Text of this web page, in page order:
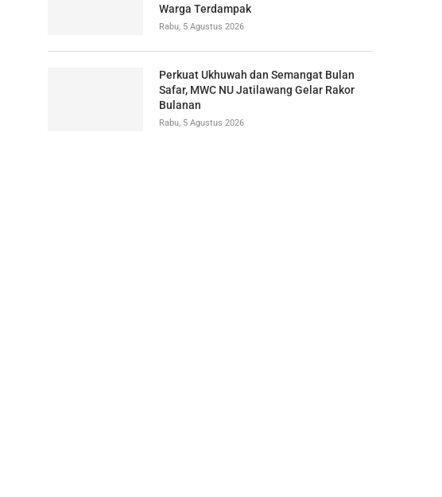
Warga Terdampak
Rabu, 5 Agustus 2026
Perkuat Ukhuwah dan Semangat Bulan
Safar, MWC NU Jatilawang Gelar Rakor
Bulanan
Rabu, 5 Agustus 2026